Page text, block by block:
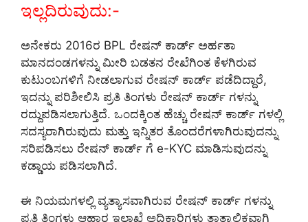
ಇಲ್ಲದಿರುವುದು:-
ಅನೇಕರು 2016ರ BPL ರೇಷನ್ ಕಾರ್ಡ್ ಅರ್ಹತಾ
ಮಾನದಂಡಗಳನ್ನು ಮೀರಿ ಬಡತನ ರೇಖೆಗಿಂತ ಕೆಳಗಿರುವ
ಕುಟುಂಬಗಳಿಗೆ ನೀಡಲಾಗುವ ರೇಷನ್ ಕಾರ್ಡ್ ಪಡೆದಿದ್ದಾರೆ,
ಇದನ್ನು ಪರಿಶೀಲಿಸಿ ಪ್ರತಿ ತಿಂಗಳು ರೇಷನ್ ಕಾರ್ಡ್ ಗಳನ್ನು
ರದ್ದುಪಡಿಸಲಾಗುತ್ತಿದೆ. ಒಂದಕ್ಕಿಂತ ಹೆಚ್ಚು ರೇಷನ್ ಕಾರ್ಡ್ ಗಳಲ್ಲಿ
ಸದಸ್ಯರಾಗಿರುವುದು ಮತ್ತು ಇನ್ನಿತರ ತೊಂದರೆಗಳಾಗಿರುವುದನ್ನು
ಸರಿಪಡಿಸಲು ರೇಷನ್ ಕಾರ್ಡ್ ಗೆ e-KYC ಮಾಡಿಸುವುದನ್ನು
ಕಡ್ಡಾಯ ಪಡಿಸಲಾಗಿದೆ.
ಈ ನಿಯಮಗಳಲ್ಲಿ ವ್ಯತ್ಯಾಸವಾಗಿರುವ ರೇಷನ್ ಕಾರ್ಡ್ ಗಳನ್ನು
ಪ್ರತಿ ತಿಂಗಳು ಆಹಾರ ಇಲಾಖೆ ಅಧಿಕಾರಿಗಳು ತಾತ್ಕಾಲಿಕವಾಗಿ